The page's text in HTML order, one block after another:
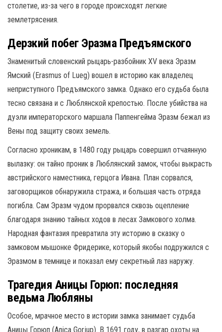
столетие, из-за чего в городе происходят легкие
землетрясения.
Дерзкий побег Эразма Предъямского
Знаменитый словенский рыцарь-разбойник XV века Эразм
Ямский (Erasmus of Lueg) вошел в историю как владелец
неприступного Предъямского замка. Однако его судьба была
тесно связана и с Люблянской крепостью. После убийства на
дуэли императорского маршала Паппенгейма Эразм бежал из
Вены под защиту своих земель.
Согласно хроникам, в 1480 году рыцарь совершил отчаянную
вылазку: он тайно проник в Люблянский замок, чтобы выкрасть
австрийского наместника, герцога Ивана. План сорвался,
заговорщиков обнаружила стража, и большая часть отряда
погибла. Сам Эразм чудом прорвался сквозь оцепление
благодаря знанию тайных ходов в лесах Замкового холма.
Народная фантазия превратила эту историю в сказку о
замковом мышонке Фридерике, который якобы подружился с
Эразмом в темнице и показал ему секретный лаз наружу.
Трагедия Аницы Горюп: последняя
ведьма Любляны
Особое, мрачное место в истории замка занимает судьба
Аницы Горюп (Anica Gorjup). В 1691 году, в разгар охоты на